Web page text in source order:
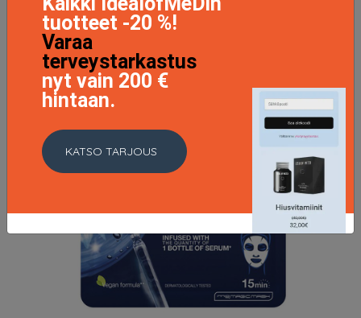
tuotteet -20 %!
Varaa
terveystarkastus
nyt vain 200 €
hintaan.
KATSO TARJOUS